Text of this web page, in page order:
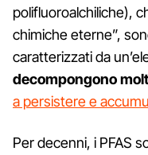
polifluoroalchiliche),
chimiche eterne”,
caratterizzati da
decompongono
a persistere e
Per decenni, i PFAS